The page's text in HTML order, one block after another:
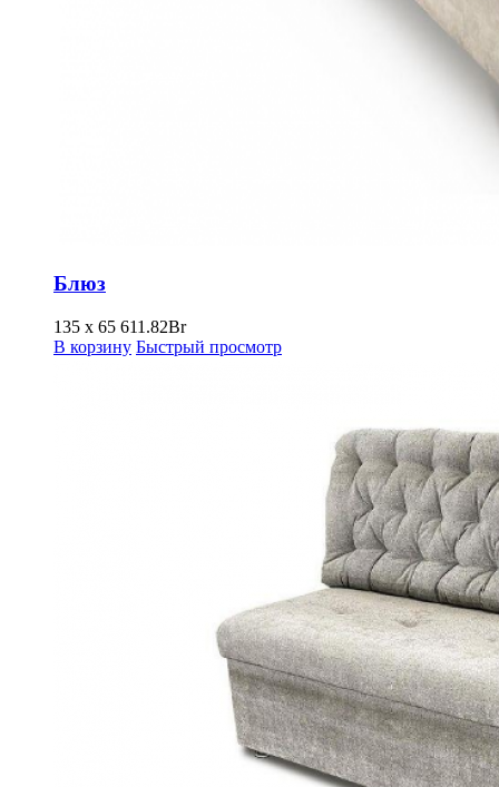
Блюз
135 х 65 611.82Br
В корзину Быстрый просмотр